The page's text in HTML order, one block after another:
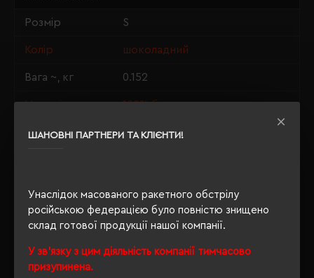
ШАНОВНІ ПАРТНЕРИ ТА КЛІЄНТИ!
Унаслідок масованого ракетного обстрілу
російською федерацією було повністю знищено
склад готової продукції нашої компанії.
У зв'язку з цим діяльність компанії тимчасово
призупинена.
Розмір S
Колір шоколадний
Вага ~, кг 0.152
Матеріали 100% бавовна
Стать унісекс
Щільність 190 г/м²
Крій прямий
Розпакування
упаковки